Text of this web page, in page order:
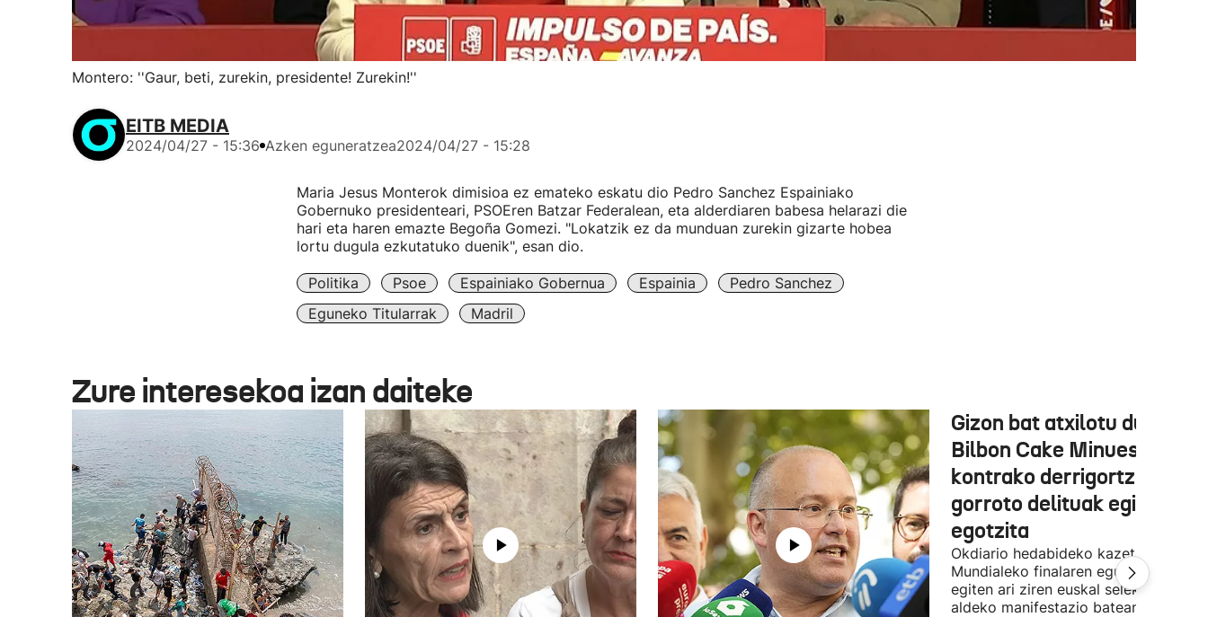
Montero: ''Gaur, beti, zurekin, presidente! Zurekin!''
EITB MEDIA
2024/04/27 - 15:36 Azken eguneratzea2024/04/27 - 15:28
Maria Jesus Monterok dimisioa ez emateko eskatu dio Pedro Sanchez Espainiako
Gobernuko presidenteari, PSOEren Batzar Federalean, eta alderdiaren babesa helarazi die
hari eta haren emazte Begoña Gomezi. "Lokatzik ez da munduan zurekin gizarte hobea
lortu dugula ezkutatuko duenik", esan dio.
Politika Psoe Espainiako Gobernua Espainia
Pedro Sanchez
Eguneko Titularrak
Madril
Zure interesekoa izan daiteke
Gizon bat atxilotu dute,
Bilbon Cake Minuesaren
kontrako derrigortze eta
gorroto delituak egitea
egotzita
Okdiario hedabideko kazetaria
Mundialeko finalaren egunean Bilbon
egiten ari ziren euskal selekzioaren
aldeko manifestazio batean zegoen.